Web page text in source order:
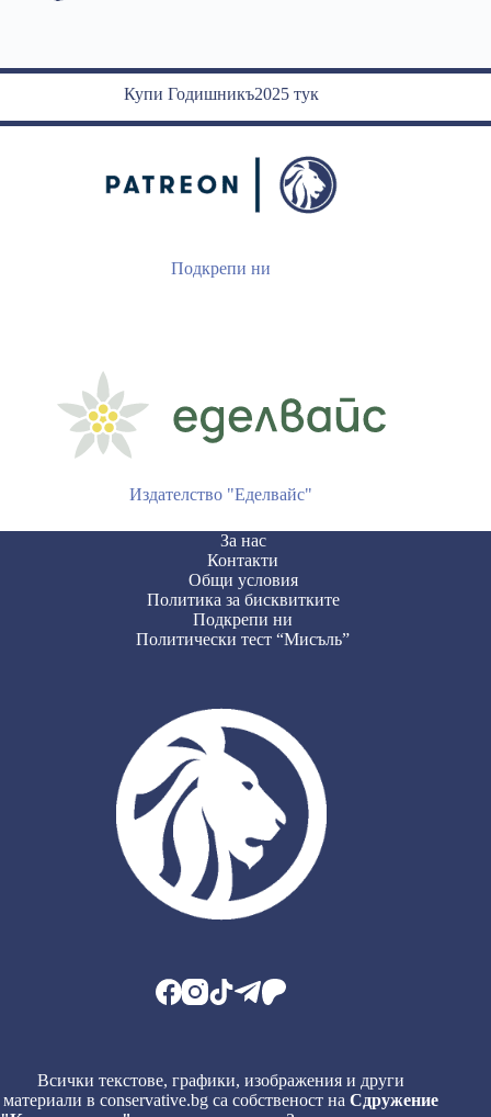
Купи Годишникъ2025 тук
Подкрепи ни
Издателство "Еделвайс"
За нас
Контакти
Общи условия
Политика за бисквитките
Подкрепи ни
Политически тест “Мисъль”
Всички текстове, графики, изображения и други
материали в conservative.bg са собственост наСдружение